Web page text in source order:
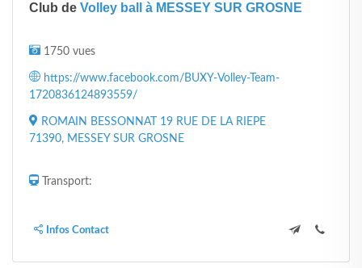
Club de Volley ball à MESSEY SUR GROSNE
1750 vues
https://www.facebook.com/BUXY-Volley-Team-
1720836124893559/
ROMAIN BESSONNAT 19 RUE DE LA RIEPE
71390, MESSEY SUR GROSNE
Transport:
Infos Contact